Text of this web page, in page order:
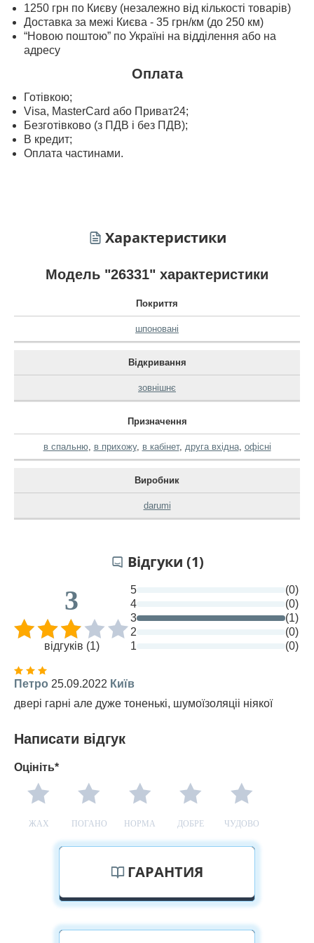
1250 грн по Києву (незалежно від кількості товарів)
Доставка за межі Києва - 35 грн/км (до 250 км)
“Новою поштою” по Україні на відділення або на
адресу
Оплата
Готівкою;
Visa, MasterСard або Приват24;
Безготівково (з ПДВ і без ПДВ);
В кредит;
Оплата частинами.
Характеристики
Модель "26331" характеристики
Покриття
шпоновані
Відкривання
зовнішнє
Призначення
в спальню, в прихожу, в кабінет, друга вхідна, офісні
Виробник
darumi
Відгуки (1)
3
відгуків (1)
5
(0)
4
(0)
3
(1)
2
(0)
1
(0)
Петро 25.09.2022 Київ
двері гарні але дуже тоненькі, шумоїзоляціі ніякої
Написати відгук
Оцініть*
ЖАХ ПОГАНО НОРМА ДОБРЕ ЧУДОВО
ГАРАНТИЯ